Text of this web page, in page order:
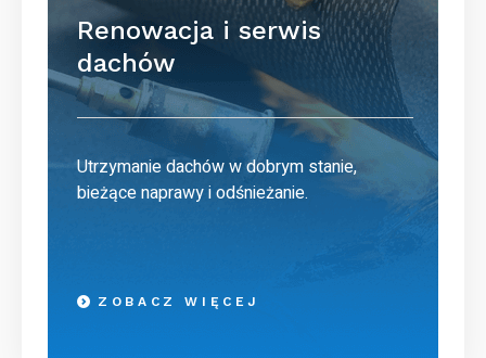
Renowacja i serwis
dachów
Utrzymanie dachów w dobrym stanie,
bieżące naprawy i odśnieżanie.
ZOBACZ WIĘCEJ